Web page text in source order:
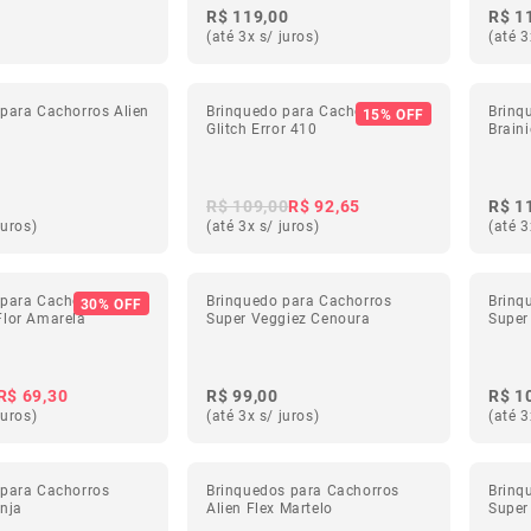
R$ 119,00
(até 3x s/ juros)
R$
(até
Cachorros Alien
15% OFF
Brinquedo para Cachorros
Glitch Error 410
R$ 109,00R$ 92,65
(até 3x s/ juros)
R$
(até
30% OFF
Cachorros
Amarela
69,30
Brinquedo para Cachorros
Super Veggiez Cenoura
R$ 99,00
(até 3x s/ juros)
R$
(até
Cachorros
Brinquedos para Cachorros
Alien Flex Martelo